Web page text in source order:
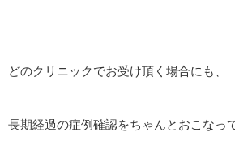
どのクリニックでお受け頂く場合にも、
長期経過の症例確認をちゃんとおこなっ